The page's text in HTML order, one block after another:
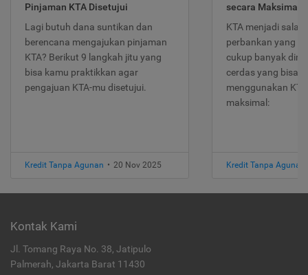
Pinjaman KTA Disetujui
Lagi butuh dana suntikan dan
berencana mengajukan pinjaman
KTA? Berikut 9 langkah jitu yang
bisa kamu praktikkan agar
pengajuan KTA-mu disetujui.
Kredit Tanpa Agunan • 20 Nov 2025
secara Maksimal
KTA menjadi
perbankan yang
cukup banyak
cerdas yang bisa
menggunakan
maksimal:
Kredit Tanpa Agunan
Kontak Kami
Jl. Tomang Raya No. 38, Jatipulo
Palmerah, Jakarta Barat 11430